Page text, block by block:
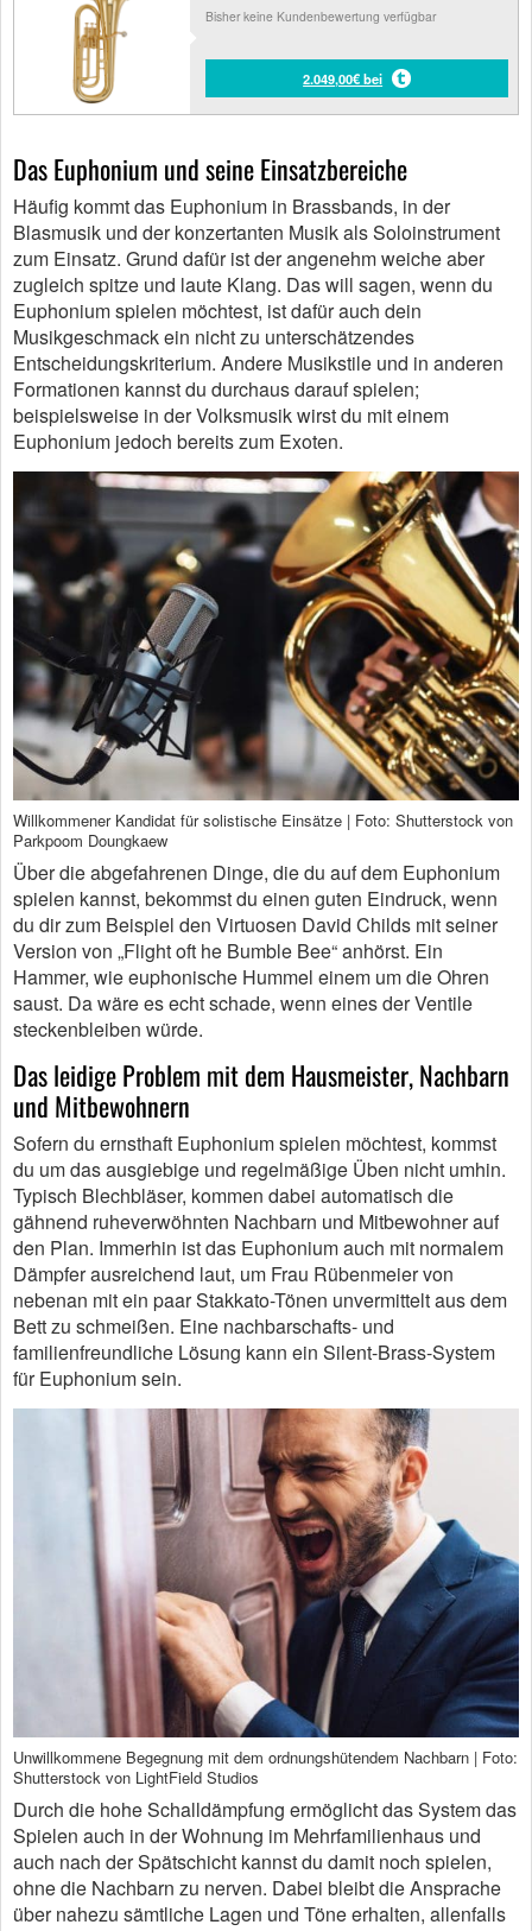
Bisher keine Kundenbewertung verfügbar
2.049,00€ bei
Das Euphonium und seine Einsatzbereiche
Häufig kommt das Euphonium in Brassbands, in der
Blasmusik und der konzertanten Musik als Soloinstrument
zum Einsatz. Grund dafür ist der angenehm weiche aber
zugleich spitze und laute Klang. Das will sagen, wenn du
Euphonium spielen möchtest, ist dafür auch dein
Musikgeschmack ein nicht zu unterschätzendes
Entscheidungskriterium. Andere Musikstile und in anderen
Formationen kannst du durchaus darauf spielen;
beispielsweise in der Volksmusik wirst du mit einem
Euphonium jedoch bereits zum Exoten.
Willkommener Kandidat für solistische Einsätze | Foto: Shutterstock von
Parkpoom Doungkaew
Über die abgefahrenen Dinge, die du auf dem Euphonium
spielen kannst, bekommst du einen guten Eindruck, wenn
du dir zum Beispiel den Virtuosen David Childs mit seiner
Version von „Flight oft he Bumble Bee“ anhörst. Ein
Hammer, wie euphonische Hummel einem um die Ohren
saust. Da wäre es echt schade, wenn eines der Ventile
steckenbleiben würde.
Das leidige Problem mit dem Hausmeister, Nachbarn
und Mitbewohnern
Sofern du ernsthaft Euphonium spielen möchtest, kommst
du um das ausgiebige und regelmäßige Üben nicht umhin.
Typisch Blechbläser, kommen dabei automatisch die
gähnend ruheverwöhnten Nachbarn und Mitbewohner auf
den Plan. Immerhin ist das Euphonium auch mit normalem
Dämpfer ausreichend laut, um Frau Rübenmeier von
nebenan mit ein paar Stakkato-Tönen unvermittelt aus dem
Bett zu schmeißen. Eine nachbarschafts- und
familienfreundliche Lösung kann ein Silent-Brass-System
für Euphonium sein.
Unwillkommene Begegnung mit dem ordnungshütendem Nachbarn | Foto:
Shutterstock von LightField Studios
Durch die hohe Schalldämpfung ermöglicht das System das
Spielen auch in der Wohnung im Mehrfamilienhaus und
auch nach der Spätschicht kannst du damit noch spielen,
ohne die Nachbarn zu nerven. Dabei bleibt die Ansprache
über nahezu sämtliche Lagen und Töne erhalten, allenfalls